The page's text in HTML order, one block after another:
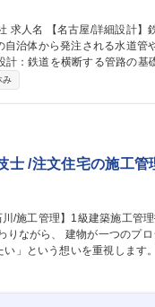
協議 ■影響検討：鉄道近接
み
士 /注文住宅の施工
ながら、 建物が一つのプ
視します。 ・新築工事における施工管理
ジュール管理 ・材料や仕様